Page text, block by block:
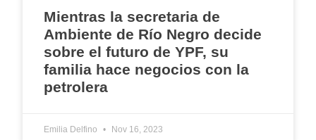
Mientras la secretaria de
Ambiente de Río Negro decide
sobre el futuro de YPF, su
familia hace negocios con la
petrolera
Emilia Delfino Nov 16, 2023